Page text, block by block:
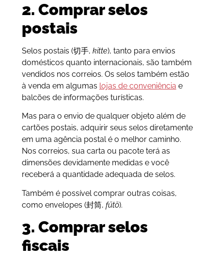
2. Comprar selos
postais
Selos postais (切手, kitte), tanto para envios
domésticos quanto internacionais, são também
vendidos nos correios. Os selos também estão
à venda em algumas lojas de conveniência e
balcões de informações turísticas.
Mas para o envio de qualquer objeto além de
cartões postais, adquirir seus selos diretamente
em uma agência postal é o melhor caminho.
Nos correios, sua carta ou pacote terá as
dimensões devidamente medidas e você
receberá a quantidade adequada de selos.
Também é possível comprar outras coisas,
como envelopes (封筒, fūtō).
3. Comprar selos
fiscais